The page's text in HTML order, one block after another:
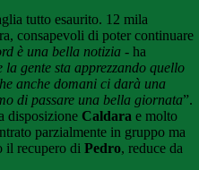
tutto esaurito. 12 mila
consapevoli di poter continuare
è una bella notizia - ha
la gente sta apprezzando quello
anche domani ci darà una
di passare una bella giornata”.
disposizione Caldara e molto
parzialmente in gruppo ma
il recupero di Pedro, reduce da